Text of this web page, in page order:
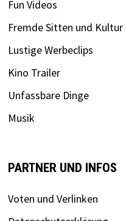
Fun Videos
Fremde Sitten und Kultur
Lustige Werbeclips
Kino Trailer
Unfassbare Dinge
Musik
PARTNER UND INFOS
Voten und Verlinken